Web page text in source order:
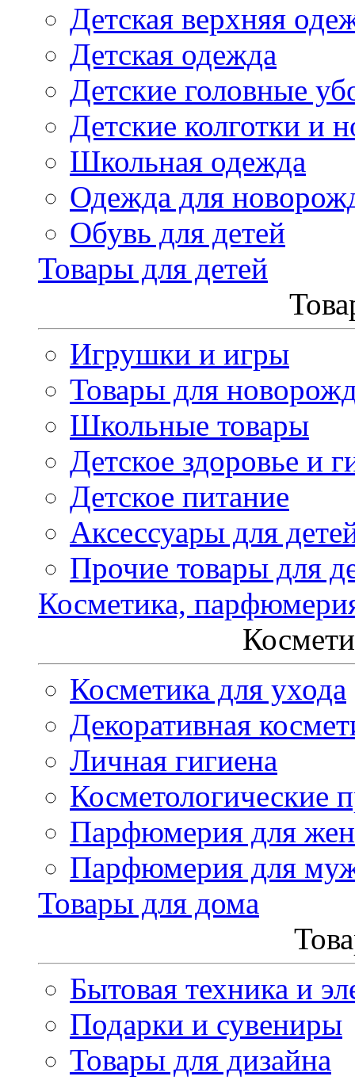
Детская верхняя
Детская одежда
Детские головные
Детские колготки и
Школьная одежда
Одежда для
Обувь для детей
Товары для детей
Игрушки и игры
Товары для
Школьные товары
Детское здоровье и
Детское питание
Аксессуары для
Прочие товары для
Косметика,
Косметика для ухода
Декоративная
Личная гигиена
Косметологические
Парфюмерия для
Парфюмерия для
Товары для дома
Бытовая техника и
Подарки и сувениры
Товары для дизайна